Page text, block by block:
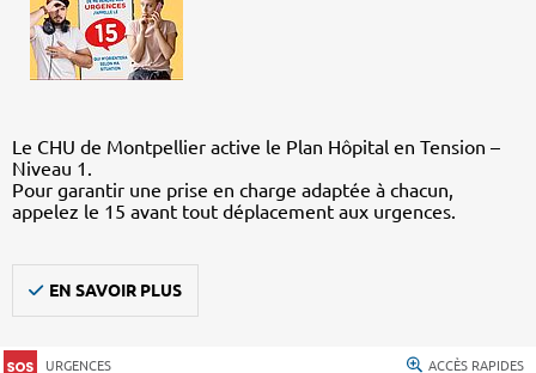
Le CHU de Montpellier active le Plan Hôpital en Tension –
Niveau 1.
Pour garantir une prise en charge adaptée à chacun,
appelez le 15 avant tout déplacement aux urgences.
EN SAVOIR PLUS
URGENCES ACCÈS RAPIDES